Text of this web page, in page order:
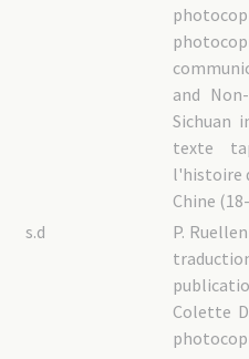
and
Sichuan
texte
l'histoire
Chine
s.d
P.
Colette